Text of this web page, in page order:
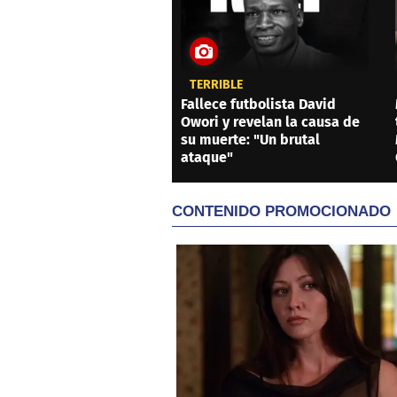
TERRIBLE
Fallece futbolista David
Owori y revelan la causa de
su muerte: "Un brutal
ataque"